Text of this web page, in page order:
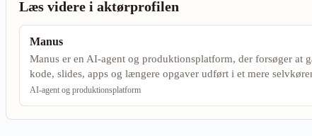
Læs videre i aktørprofilen
Manus
Manus er en AI-agent og produktionsplatform, der forsøger at
kode, slides, apps og længere opgaver udført i et mere
AI-agent og produktionsplatform